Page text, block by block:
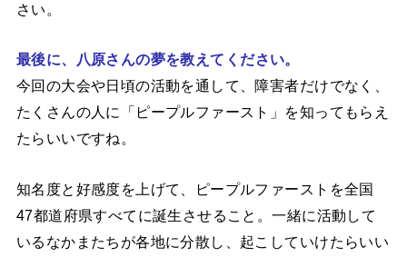
さい。
最後に、八原さんの夢を教えてください。
今回の大会や日頃の活動を通して、障害者だけでなく、
たくさんの人に「ピープルファースト」を知ってもらえ
たらいいですね。
知名度と好感度を上げて、ピープルファーストを全国
47都道府県すべてに誕生させること。一緒に活動して
いるなかまたちが各地に分散し、起こしていけたらいい